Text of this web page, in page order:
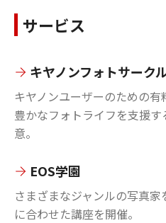
サービス
キヤノンフォトサーク
キヤノンユーザーのための有
豊かなフォトライフを支援
意。
EOS学園
さまざまなジャンルの写真
に合わせた講座を開催。